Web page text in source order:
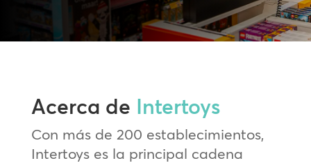
Acerca de Intertoys
Con más de 200 establecimientos,
Intertoys es la principal cadena